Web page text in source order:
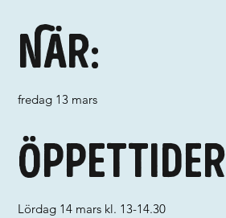
När:
fredag 13 mars
Öppettider
Lördag 14 mars kl. 13-14.30